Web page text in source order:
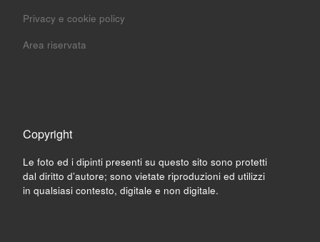
Privacy e cookie policy
Area riservata
Copyright
Le foto ed i dipinti presenti su questo sito sono protetti
dal diritto d’autore; sono vietate riproduzioni ed utilizzi
in qualsiasi contesto, digitale e non digitale.